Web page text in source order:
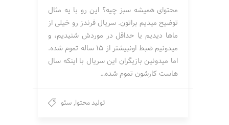
محتوای همیشه سبز چیه؟ این رو با یه مثال
توضیح میدیم براتون. سریال فرندز رو خیلی از
ماها دیدیم یا حداقل در موردش شنیدیم، و
میدونیم ضبط اونبیشتر از 15 ساله تموم شده.
اما میدونین بازیگران این سریال با اینکه سال
هاست کارشون تموم شده…
تولید محتوا, سئو